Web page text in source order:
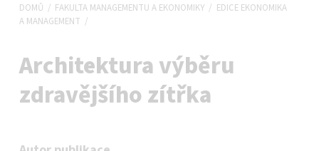
DOMŮ / FAKULTA MANAGEMENTU A EKONOMIKY / EDICE EKONOMIKA
A MANAGEMENT /
Architektura výběru
zdravějšího zítřka